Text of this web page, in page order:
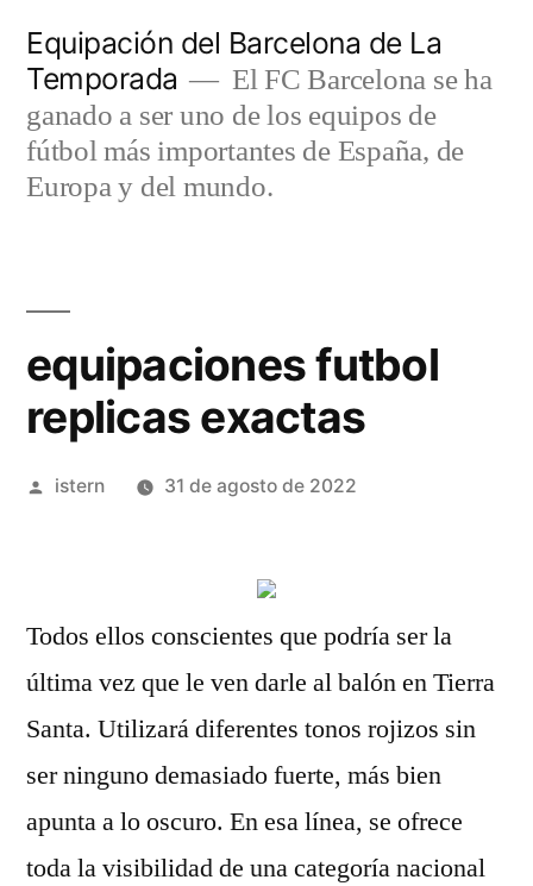
contenido
Equipación del Barcelona de La
Temporada
El FC Barcelona se ha
ganado a ser uno de los equipos de
fútbol más importantes de España, de
Europa y del mundo.
equipaciones futbol
replicas exactas
Publicado
istern 31 de agosto de 2022
Todos ellos conscientes que podría ser la
última vez que le ven darle al balón en Tierra
Santa. Utilizará diferentes tonos rojizos sin
ser ninguno demasiado fuerte, más bien
apunta a lo oscuro. En esa línea, se ofrece
toda la visibilidad de una categoría nacional